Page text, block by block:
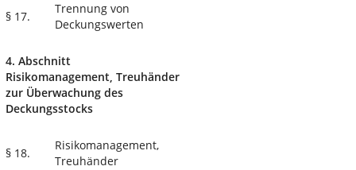
§ 17.
Trennung von
Deckungswerten
4. Abschnitt
Risikomanagement, Treuhänder
zur Überwachung des
Deckungsstocks
§ 18.
Risikomanagement,
Treuhänder